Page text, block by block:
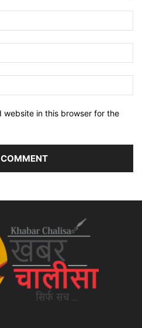
website in this browser for the